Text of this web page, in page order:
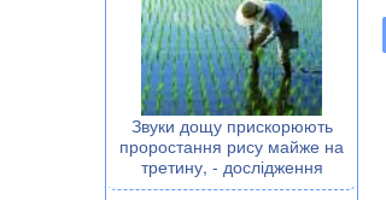
Звуки дощу прискорюють
проростання рису майже на
третину, - дослідження